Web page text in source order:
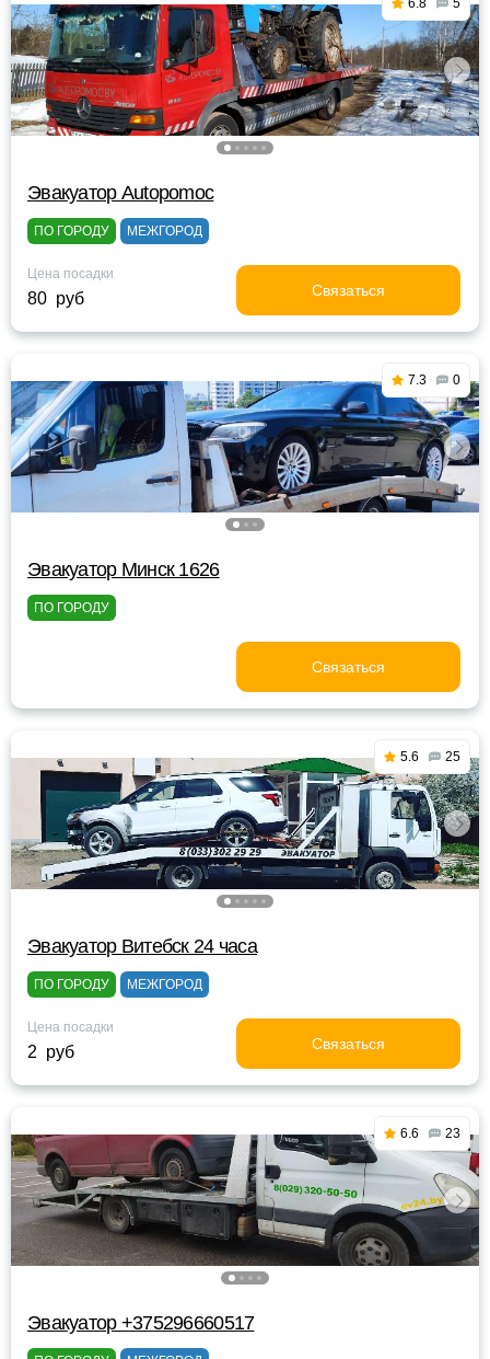
6.8 5
Эвакуатор Autopomoc
ПО ГОРОДУ МЕЖГОРОД
Цена посадки
80 руб Связаться
7.3 0
Эвакуатор Минск 1626
ПО ГОРОДУ
Связаться
5.6 25
Эвакуатор Витебск 24 часа
ПО ГОРОДУ МЕЖГОРОД
Цена посадки
2 руб Связаться
6.6 23
Эвакуатор +375296660517